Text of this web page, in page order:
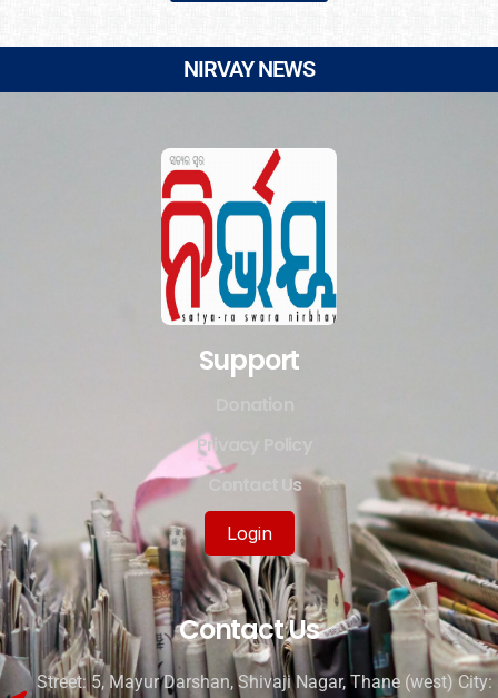
NIRVAY NEWS
Support
Privacy Policy
Contact Us
Login
Contact Us
Street: 5, Mayur Darshan, Shivaji Nagar, Thane (west) City: